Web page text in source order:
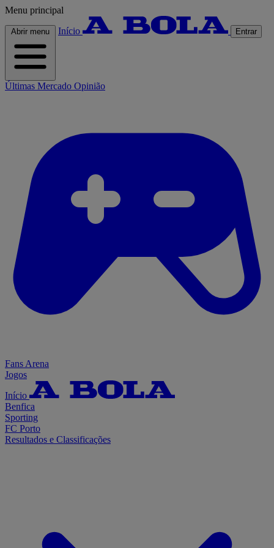
Menu principal
Abrir menu Início Entrar
Últimas Mercado Opinião
Fans Arena
Jogos
Início
Benfica
Sporting
FC Porto
Resultados e Classificações